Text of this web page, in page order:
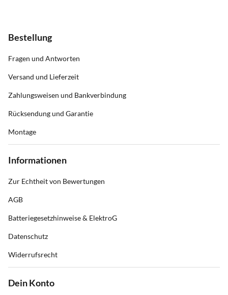
Bestellung
Fragen und Antworten
Versand und Lieferzeit
Zahlungsweisen und Bankverbindung
Rücksendung und Garantie
Montage
Informationen
Zur Echtheit von Bewertungen
AGB
Batteriegesetzhinweise & ElektroG
Datenschutz
Widerrufsrecht
Dein Konto